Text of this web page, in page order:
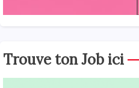
Trouve ton Job ici